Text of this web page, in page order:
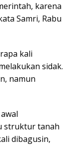
karena
Samri, Rabu
kali
sidak.
namun
struktur tanah
dibagusin,